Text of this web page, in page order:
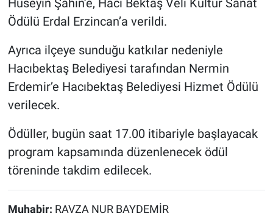
Ödülü Erdal Erzincan’a verildi.
Ayrıca ilçeye sunduğu katkılar nedeniyle
Hacıbektaş Belediyesi tarafından Nermin
Erdemir’e Hacıbektaş Belediyesi Hizmet Ödülü
verilecek.
Ödüller, bugün saat 17.00 itibariyle başlayacak
program kapsamında düzenlenecek ödül
töreninde takdim edilecek.
Muhabir: RAVZA NUR BAYDEMİR